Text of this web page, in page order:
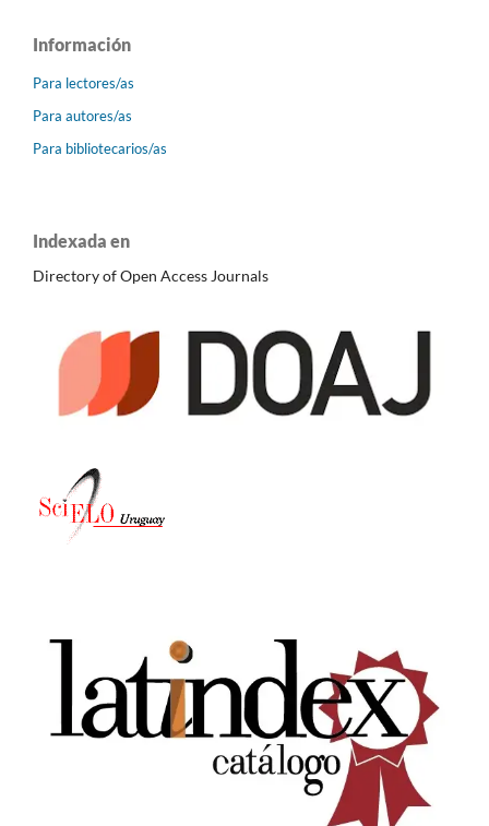
Información
Para lectores/as
Para autores/as
Para bibliotecarios/as
Indexada en
Directory of Open Access Journals